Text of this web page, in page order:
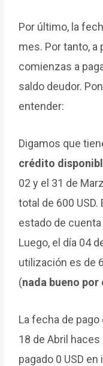
Por último, la
mes. Por tanto, a
comienzas a
saldo deudor.
entender:
Digamos que
crédito
02 y el 31 de
total de 600 USD.
estado de
Luego, el día 04
utilización es de
(nada bueno
La fecha de pago
18 de Abril haces
pagado 0 USD